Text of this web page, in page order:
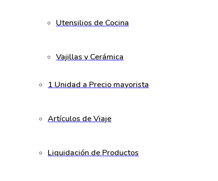
Utensilios de Cocina
Vajillas y Cerámica
1 Unidad a Precio mayorista
Artículos de Viaje
Liquidación de Productos